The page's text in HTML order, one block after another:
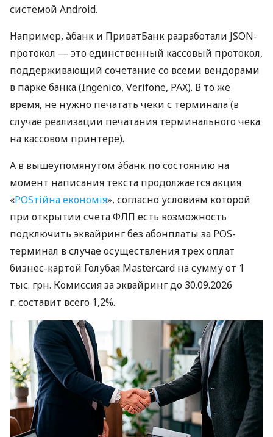
системой Android.
Например, àбанк и ПриватБанк разработали JSON-
протокол — это единственный кассовый протокол,
поддерживающий сочетание со всеми вендорами
в парке банка (Ingenico, Verifone, PAX). В то же
время, не нужно печатать чеки с терминала (в
случае реализации печатания терминального чека
на кассовом принтере).
А в вышеупомянутом àбанк по состоянию на
момент написания текста продолжается акция
«POSтійна економія», согласно условиям которой
при открытии счета ФЛП есть возможность
подключить эквайринг без абонплаты за POS-
терминал в случае осуществления трех оплат
бизнес-картой Голубая Mastercard на сумму от 1
тыс. грн. Комиссия за эквайринг до 30.09.2026
г. составит всего 1,2%.